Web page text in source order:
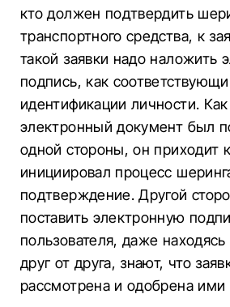
кто должен подтвердить
транспортного средства, к
такой заявки надо наложить
подпись, как
идентификации личности.
электронный документ был
одной стороны, он приходит
инициировал процесс
подтверждение. Другой
поставить электронную
пользователя, даже находясь
друг от друга, знают, что
рассмотрена и одобрена